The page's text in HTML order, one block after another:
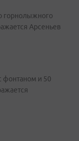
горнолыжного
Арсеньев
фонтаном и 50